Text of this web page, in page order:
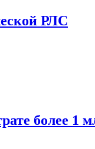
РЛС
более 1